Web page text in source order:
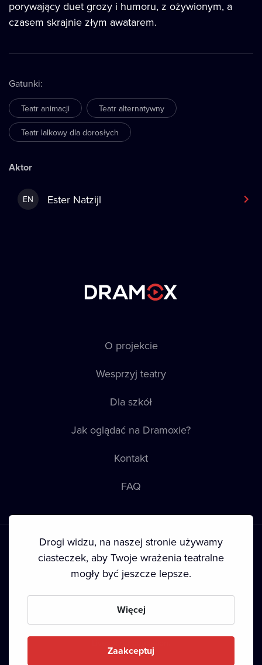
porywający duet grozy i humoru, z ożywionym, a
czasem skrajnie złym awatarem.
Gatunki:
Teatr animacji Teatr alternatywny
Teatr lalkowy dla dorosłych
Aktor
EN Ester Natzijl
O projekcie
Wesprzyj teatry
Dla szkół
Jak oglądać na Dramoxie?
Kontakt
FAQ
Prawa autorskie
Drogi widzu, na naszej stronie używamy
ciasteczek, aby Twoje wrażenia teatralne
mogły być jeszcze lepsze.
Więcej
Zaakceptuj